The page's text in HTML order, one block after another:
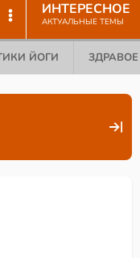
ИНТЕРЕСНОЕ
АКТУАЛЬНЫЕ ТЕМЫ
ЙОГИ